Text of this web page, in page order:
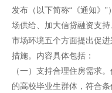
发布（以下简称“《通知》
场供给、加大信贷融资支
市场环境五个方面提出促
措施。内容具体包括：
（一）支持合理住房需求
的高校毕业生群体，符合